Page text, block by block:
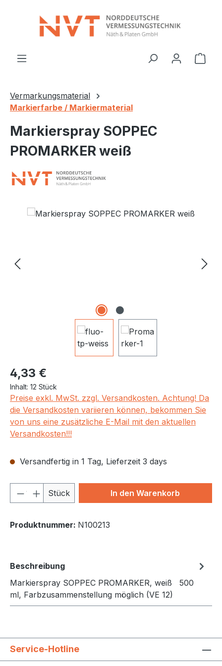
Vermarkungsmaterial
Markierfarbe / Markiermaterial
Markierspray SOPPEC
PROMARKER weiß
Bildergalerie überspringen
Regulärer Preis:
4,33 €
Inhalt: 12 Stück
Preise exkl. MwSt. zzgl. Versandkosten. Achtung! Da
die Versandkosten variieren können, bekommen Sie
von uns eine zusätzliche E-Mail mit den aktuellen
Versandkosten!!!
Versandfertig in 1 Tag, Lieferzeit 3 days
Produkt Anzahl: Gib den
Stück In den Warenkorb
Produktnummer: N100213
Beschreibung
Markierspray SOPPEC PROMARKER, weiß 500
ml, Farbzusammenstellung möglich (VE 12)
Service-Hotline